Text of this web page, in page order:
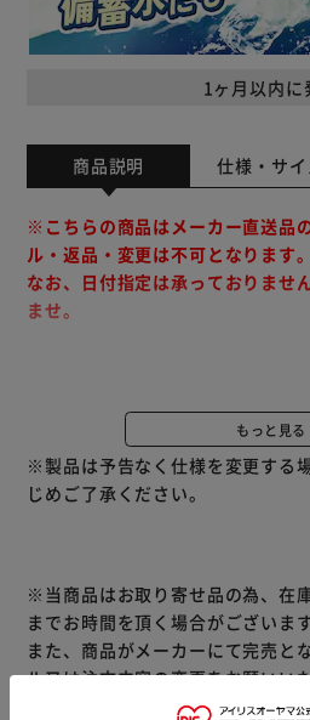
1ヶ月以内に
商品説明 仕様・サ
※こちらの商品はメーカー直送品
ル・返品・変更は不可となります。
なお、日付指定は承っておりませ
ませ。
温かみのあるギャベ柄でお部屋を
ロファイバー生地を使用していま
※こちらのページはこたつ上掛け
※こちらの商品はお取り寄せ商品
もっと見る
※製品は予告なく仕様を変更する
じめご了承ください。
※当商品はお取り寄せ品の為、在
までお時間を頂く場合がございます
また、商品がメーカーにて完売と
ル又は注文内容の変更をお願いい
予めご了承くださいますようお願